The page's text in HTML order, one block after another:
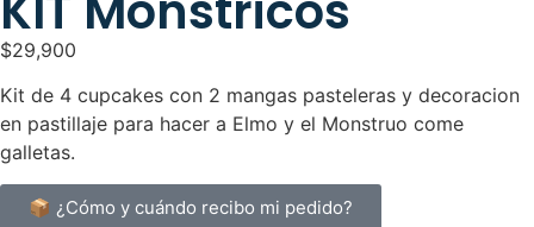
$29,900
Kit de 4 cupcakes con 2 mangas pasteleras y decoracion
en pastillaje para hacer a Elmo y el Monstruo come
galletas.
📦 ¿Cómo y cuándo recibo mi pedido?